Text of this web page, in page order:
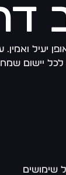
יישום
שימושים